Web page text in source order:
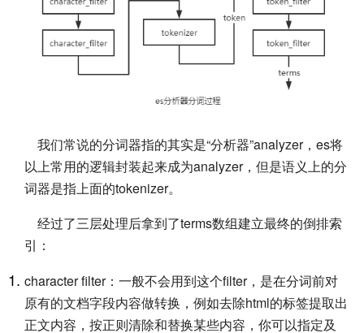
我们常说的分词器指的其实是“分析器”analyzer，es将
以上常用的逻辑封装起来成为analyzer，但是语义上的分
词器是指上面的tokenizer。
经过了三层处理后拿到了terms数组建立最终的倒排索
引：
character filter：一般不会用到这个filter，是在分词前对
原有的文档字段内容做转换，例如去除html的标签提取出
正文内容，按正则清除和替换某些内容，你可以指定及